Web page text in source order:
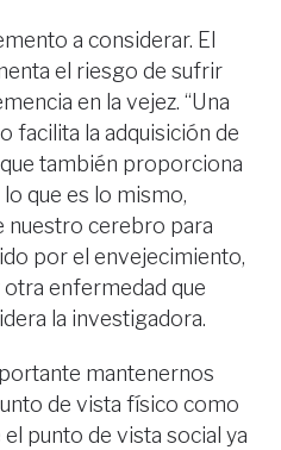
a considerar. El
el riesgo de sufrir
en la vejez. “Una
facilita la adquisición de
también proporciona
que es lo mismo,
nuestro cerebro para
por el envejecimiento,
enfermedad que
la investigadora.
mantenernos
de vista físico como
punto de vista social ya